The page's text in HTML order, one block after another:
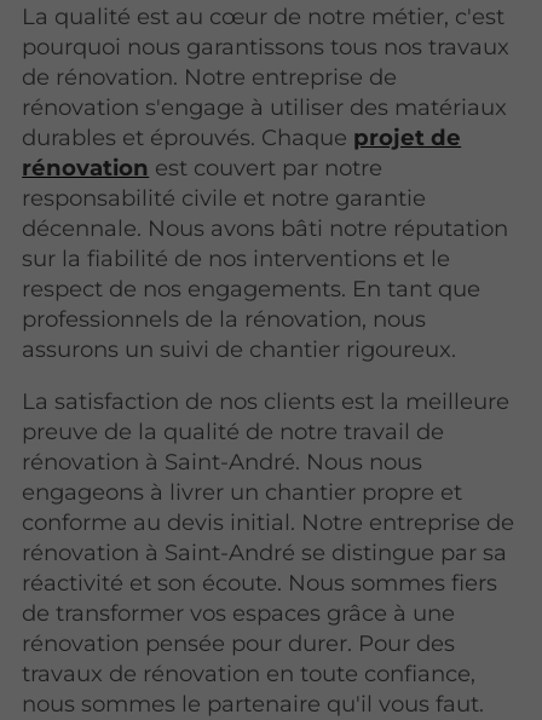
La qualité est au cœur de notre métier, c'est
pourquoi nous garantissons tous nos travaux
de rénovation. Notre entreprise de
rénovation s'engage à utiliser des matériaux
durables et éprouvés. Chaque projet de
rénovation est couvert par notre
responsabilité civile et notre garantie
décennale. Nous avons bâti notre réputation
sur la fiabilité de nos interventions et le
respect de nos engagements. En tant que
professionnels de la rénovation, nous
assurons un suivi de chantier rigoureux.
La satisfaction de nos clients est la meilleure
preuve de la qualité de notre travail de
rénovation à Saint-André. Nous nous
engageons à livrer un chantier propre et
conforme au devis initial. Notre entreprise de
rénovation à Saint-André se distingue par sa
réactivité et son écoute. Nous sommes fiers
de transformer vos espaces grâce à une
rénovation pensée pour durer. Pour des
travaux de rénovation en toute confiance,
nous sommes le partenaire qu'il vous faut.